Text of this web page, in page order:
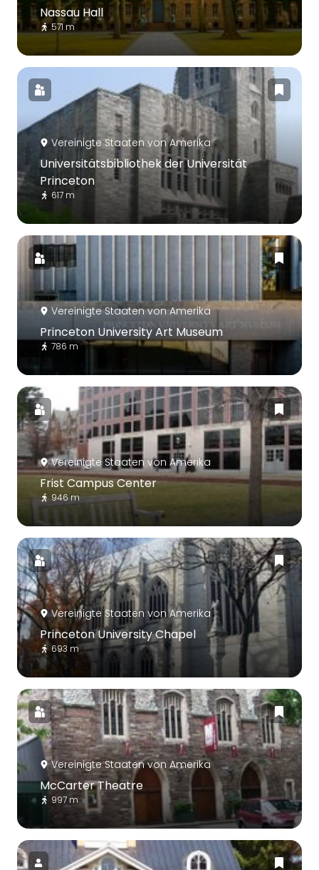
Nassau Hall
571 m
Vereinigte Staaten von Amerika
Universitätsbibliothek der Universität
Princeton
617 m
Vereinigte Staaten von Amerika
Princeton University Art Museum
786 m
Vereinigte Staaten von Amerika
Frist Campus Center
946 m
Vereinigte Staaten von Amerika
Princeton University Chapel
693 m
Vereinigte Staaten von Amerika
McCarter Theatre
997 m